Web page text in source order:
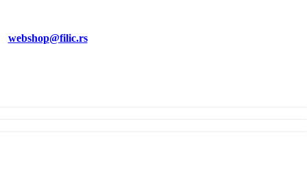
webshop@filic.rs